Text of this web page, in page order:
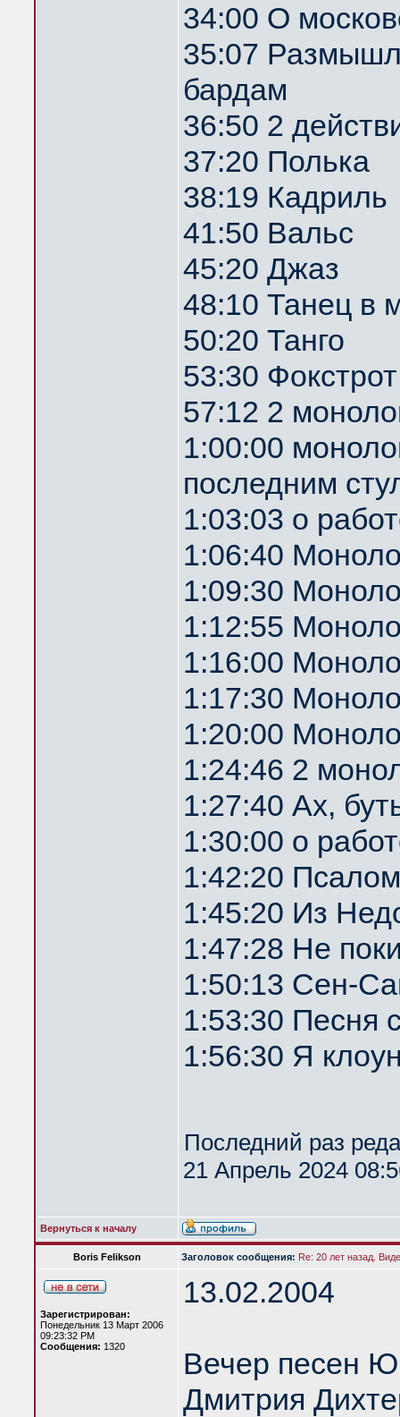
34:00 О
35:07
бардам
36:50 2
37:20 Полька
38:19 Кадриль
41:50 Вальс
45:20 Джаз
48:10 Танец в
50:20 Танго
53:30 Фокстрот
57:12 2
1:00:00
последним
1:03:03 о
1:06:40
1:09:30
1:12:55
1:16:00
1:17:30
1:20:00
1:24:46 2
1:27:40 Ах,
1:30:00 о
1:42:20
1:45:20 Из
1:47:28 Не
1:50:13 Сен-
1:53:30 Песня
1:56:30 Я
Последний раз
21 Апрель 2024
Вернуться к началу
Boris Felikson Заголовок сообщения: Re: 20 лет назад.
Зарегистрирован:
Понедельник 13 Март 2006
09:23:32 PM
Сообщения: 1320
13.02.2004
Вечер песен
Дмитрия